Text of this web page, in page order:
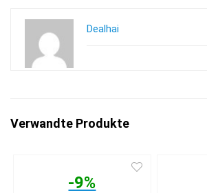
Dealhai
Verwandte Produkte
-9%